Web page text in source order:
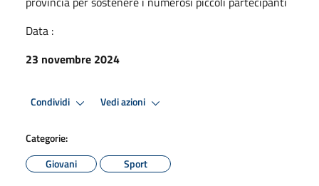
Data :
23 novembre 2024
Condividi Vedi azioni
Categorie:
Giovani
Sport